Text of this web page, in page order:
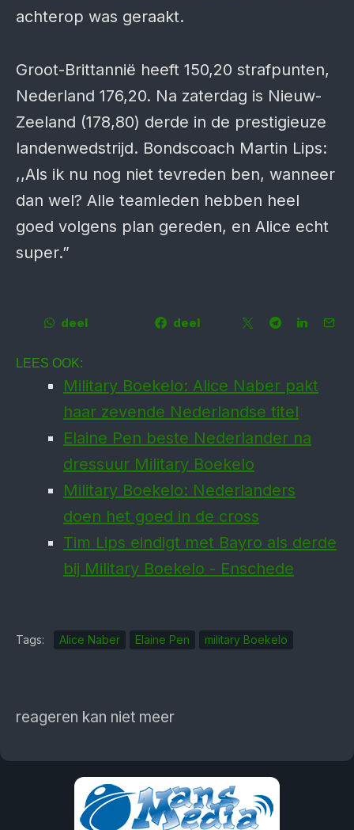
achterop was geraakt.
Groot-Brittannië heeft 150,20 strafpunten,
Nederland 176,20. Na zaterdag is Nieuw-
Zeeland (178,80) derde in de prestigieuze
landenwedstrijd. Bondscoach Martin Lips:
,,Als ik nu nog niet tevreden ben, wanneer
dan wel? Alle teamleden hebben heel
goed volgens plan gereden, en Alice echt
super.”
deel deel
LEES OOK:
Military Boekelo: Alice Naber pakt
haar zevende Nederlandse titel
Elaine Pen beste Nederlander na
dressuur Military Boekelo
Military Boekelo: Nederlanders
doen het goed in de cross
Tim Lips eindigt met Bayro als derde
bij Military Boekelo - Enschede
Tags: Alice Naber Elaine Pen military Boekelo
reageren kan niet meer